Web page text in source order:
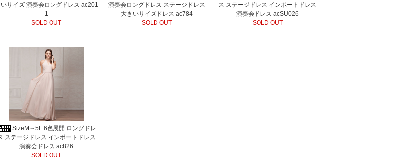
いサイズ 演奏会ロングドレス ac201
1
SOLD OUT
演奏会ロングドレス ステージドレス
大きいサイズドレス ac784
SOLD OUT
ス ステージドレス インポートドレス
演奏会ドレス acSU026
SOLD OUT
SizeM～5L 6色展開 ロングドレ
ステージドレス インポートドレス
演奏会ドレス ac826
SOLD OUT